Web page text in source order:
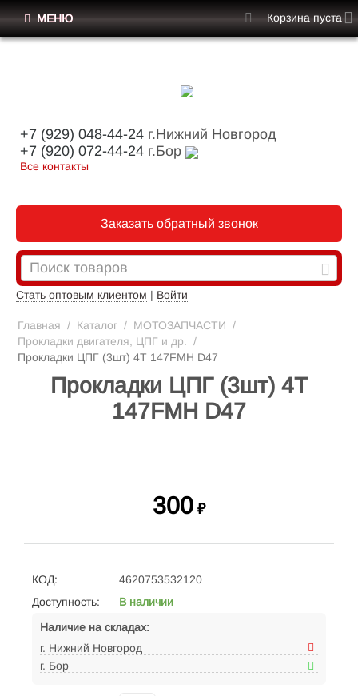
+7 (929) 048-44-24 г.Нижний Новгород
+7 (920) 072-44-24 г.Бор
Все контакты
Заказать обратный звонок
Стать оптовым клиентом | Войти
МЕНЮ Корзина пуста
Главная / Каталог / МОТОЗАПЧАСТИ /
Прокладки двигателя, ЦПГ и др. /
Прокладки ЦПГ (3шт) 4Т 147FMH D47
Прокладки ЦПГ (3шт) 4Т
147FMH D47
300 ₽
КОД:
4620753532120
Доступность:
В наличии
Наличие на складах:
г. Нижний Новгород
г. Бор